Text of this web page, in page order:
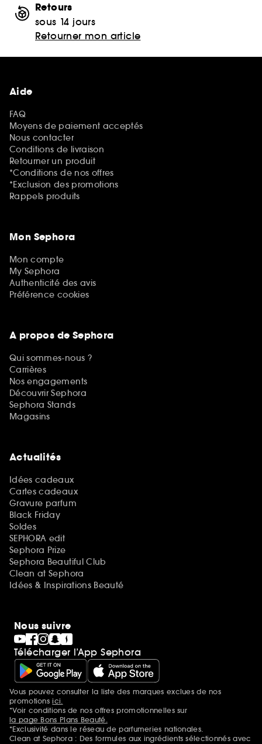
Retours
sous 14 jours
Retourner mon article
Aide
FAQ
Moyens de paiement acceptés
Nous contacter
Conditions de livraison
Retourner un produit
*Conditions de nos offres
*Exclusion des promotions
Rappels produits
Mon Sephora
Mon compte
My Sephora
Authenticité des avis
Préférence cookies
A propos de Sephora
Qui sommes-nous ?
Carrières
Nos engagements
Découvrir Sephora
Sephora Stands
Magasins
Actualités
Idées cadeaux
Cartes cadeaux
Gravure parfum
Black Friday
Soldes
SEPHORA edit
Sephora Prize
Sephora Beautiful Club
Clean at Sephora
Idées & Inspirations Beauté
Nous suivre
Télécharger l’App Sephora
Mentions additionnelles
Vous pouvez consulter la liste des marques exclues de nos
promotionsici.
*Voir conditions de nos offres promotionnelles sur
la page Bons Plans Beauté.
*Exclusivité dans le réseau de parfumeries nationales.
Clean at Sephora : Des formules aux ingrédients sélectionnés avec